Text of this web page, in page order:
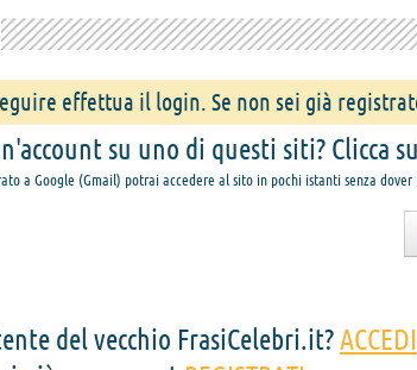
effettua il login. Se non sei già
su uno di questi siti? Clicca
a Google (Gmail) potrai accedere al sito in pochi istanti senza dover
del vecchio FrasiCelebri.it?ACCEDI